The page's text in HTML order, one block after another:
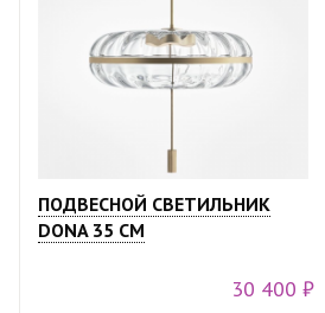
ПОДВЕСНОЙ СВЕТИЛЬНИК
DONA 35 СМ
30 400 ₽